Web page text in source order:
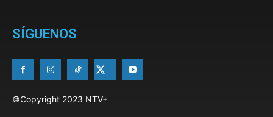
SÍGUENOS
©Copyright 2023 NTV+